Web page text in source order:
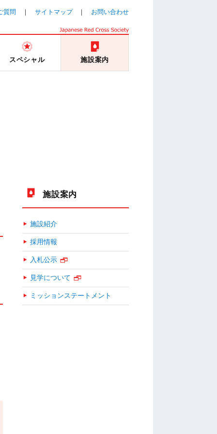
質問 サイトマップ お問い合わせ
スペシャル 施設案内
施設案内
施設紹介
採用情報
入札公示
見学について
ミッションステートメント